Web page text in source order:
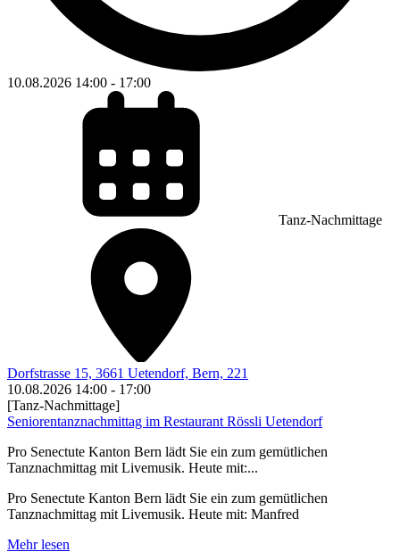
10.08.2026 14:00 - 17:00
Tanz-Nachmittage
Dorfstrasse 15, 3661 Uetendorf, Bern, 221
10.08.2026 14:00 - 17:00
[Tanz-Nachmittage]
Seniorentanznachmittag im Restaurant Rössli Uetendorf
Pro Senectute Kanton Bern lädt Sie ein zum gemütlichen
Tanznachmittag mit Livemusik. Heute mit:...
Pro Senectute Kanton Bern lädt Sie ein zum gemütlichen
Tanznachmittag mit Livemusik. Heute mit: Manfred
Mehr lesen